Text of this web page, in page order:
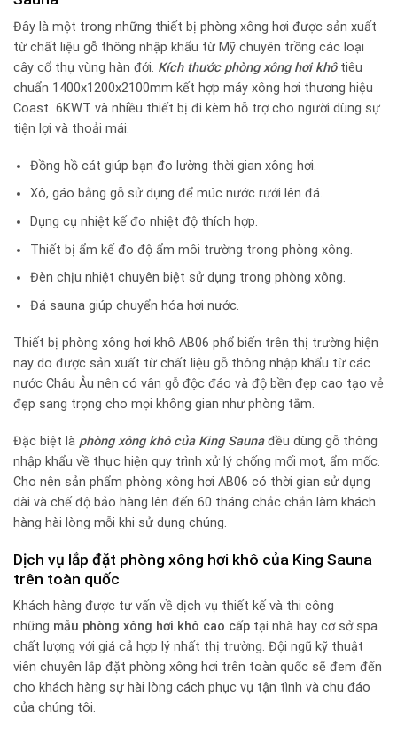
Đây là một trong những thiết bị phòng xông hơi được sản xuất
từ chất liệu gỗ thông nhập khẩu từ Mỹ chuyên trồng các loại
cây cổ thụ vùng hàn đới. Kích thước phòng xông hơi khô tiêu
chuẩn 1400x1200x2100mm kết hợp máy xông hơi thương hiệu
Coast 6KWT và nhiều thiết bị đi kèm hỗ trợ cho người dùng sự
tiện lợi và thoải mái.
Đồng hồ cát giúp bạn đo lường thời gian xông hơi.
Xô, gáo bằng gỗ sử dụng để múc nước rưới lên đá.
Dụng cụ nhiệt kế đo nhiệt độ thích hợp.
Thiết bị ẩm kế đo độ ẩm môi trường trong phòng xông.
Đèn chịu nhiệt chuyên biệt sử dụng trong phòng xông.
Đá sauna giúp chuyển hóa hơi nước.
Thiết bị phòng xông hơi khô AB06 phổ biến trên thị trường hiện
nay do được sản xuất từ chất liệu gỗ thông nhập khẩu từ các
nước Châu Âu nên có vân gỗ độc đáo và độ bền đẹp cao tạo vẻ
đẹp sang trọng cho mọi không gian như phòng tắm.
Đặc biệt là phòng xông khô của King Saunađều dùng gỗ thông
nhập khẩu về thực hiện quy trình xử lý chống mối mọt, ẩm mốc.
Cho nên sản phẩm phòng xông hơi AB06 có thời gian sử dụng
dài và chế độ bảo hàng lên đến 60 tháng chắc chắn làm khách
hàng hài lòng mỗi khi sử dụng chúng.
Dịch vụ lắp đặt phòng xông hơi khô của King Sauna
trên toàn quốc
Khách hàng được tư vấn về dịch vụ thiết kế và thi công
những mẫu phòng xông hơi khô cao cấp tại nhà hay cơ sở spa
chất lượng với giá cả hợp lý nhất thị trường. Đội ngũ kỹ thuật
viên chuyên lắp đặt phòng xông hơi trên toàn quốc sẽ đem đến
cho khách hàng sự hài lòng cách phục vụ tận tình và chu đáo
của chúng tôi.